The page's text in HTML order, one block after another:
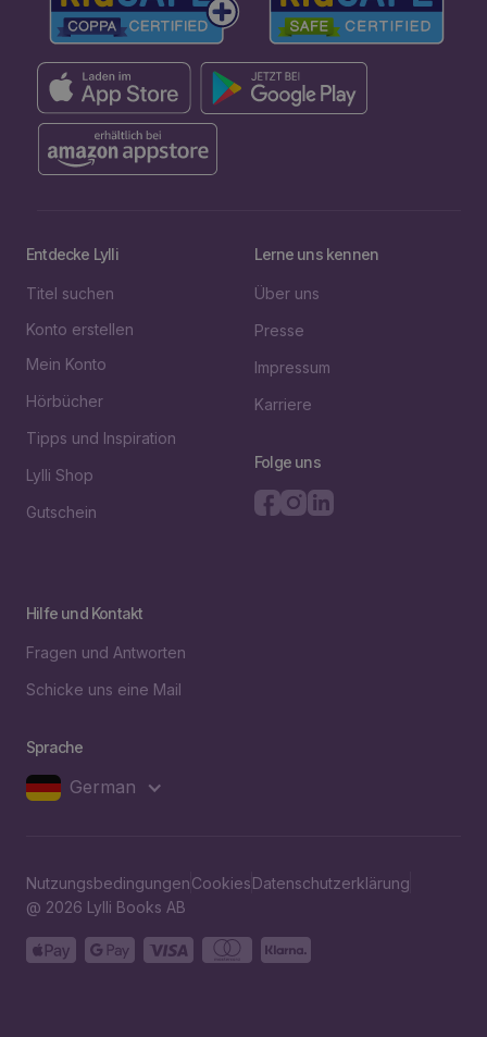
Entdecke Lylli
Titel suchen
Konto erstellen
Mein Konto
Hörbücher
Tipps und Inspiration
Lylli Shop
Gutschein
Lerne uns kennen
Über uns
Presse
Impressum
Karriere
Folge uns
Hilfe und Kontakt
Fragen und Antworten
Schicke uns eine Mail
Sprache
German
NutzungsbedingungenCookiesDatenschutzerklärung
@ 2026 Lylli Books AB